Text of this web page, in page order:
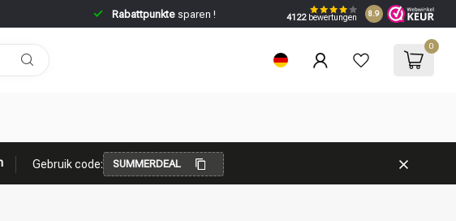
Rabattpunktesparen ! 4122bewertungen 8.9
0
Gebruik code: SUMMERDEAL